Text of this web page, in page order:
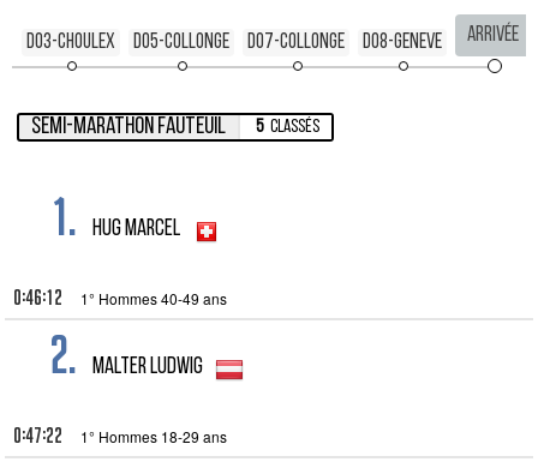
D03-Choulex D05-Collonge D07-Collonge D08-Geneve Arrivée
Semi-Marathon Fauteuil 5 Classés
1. HUG MARCEL
0:46:12 1° Hommes 40-49 ans
2. MALTER LUDWIG
0:47:22 1° Hommes 18-29 ans